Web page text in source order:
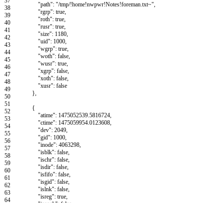
38
39
40
41
42
43
44
45
46
47
48
49
50
51
52
53
54
55
56
57
58
59
60
61
62
63
64
"path": "/tmp/!home!nwpwr!Notes!foreman.txt~",
"rgrp": true,
"roth": true,
"rusr": true,
"size": 1180,
"uid": 1000,
"wgrp": true,
"woth": false,
"wusr": true,
"xgrp": false,
"xoth": false,
"xusr": false
},
{
"atime": 1475052539.5816724,
"ctime": 1475059954.0123608,
"dev": 2049,
"gid": 1000,
"inode": 4063298,
"isblk": false,
"ischr": false,
"isdir": false,
"isfifo": false,
"isgid": false,
"islnk": false,
"isreg": true,